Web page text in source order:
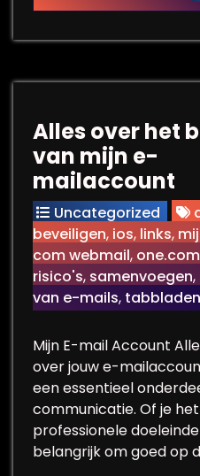
Alles over het
van mijn e-
mailaccount
Uncategorized
beveiligen, ios, links,
com webmail, one.com
risico's, samenvoegen,
van e-mails, tabbladen
Mijn E-mail Account
over jouw e-
een essentieel
communicatie. Of je
professionele
belangrijk om goed op